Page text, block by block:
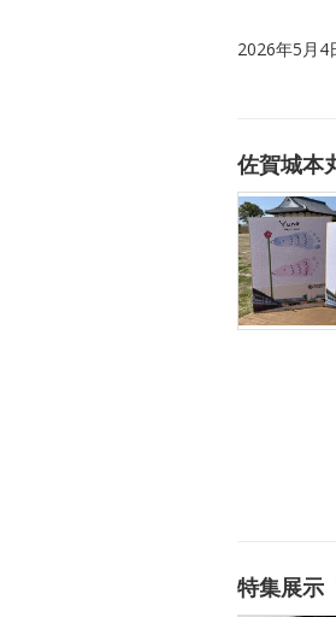
2026年5月4
佐賀城本
特集展示